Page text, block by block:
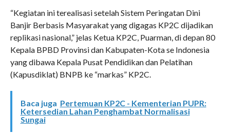
“Kegiatan ini terealisasi setelah Sistem Peringatan Dini
Banjir Berbasis Masyarakat yang digagas KP2C dijadikan
replikasi nasional,” jelas Ketua KP2C, Puarman, di depan 80
Kepala BPBD Provinsi dan Kabupaten-Kota se Indonesia
yang dibawa Kepala Pusat Pendidikan dan Pelatihan
(Kapusdiklat) BNPB ke “markas” KP2C.
Baca juga Pertemuan KP2C - Kementerian PUPR:
Ketersedian Lahan Penghambat Normalisasi
Sungai